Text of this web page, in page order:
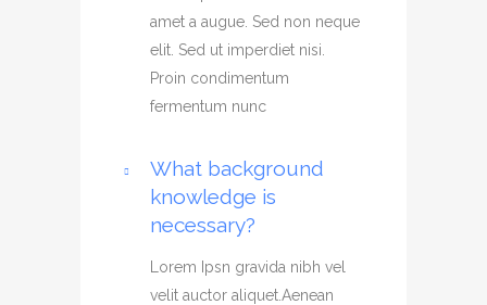
amet a augue. Sed non neque
elit. Sed ut imperdiet nisi.
Proin condimentum
fermentum nunc
What background
knowledge is
necessary?
Lorem Ipsn gravida nibh vel
velit auctor aliquet.Aenean